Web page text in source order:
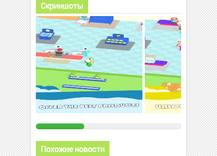
Скриншоты
Похожие новости